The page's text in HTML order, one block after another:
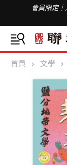
會員限定
首頁 文學